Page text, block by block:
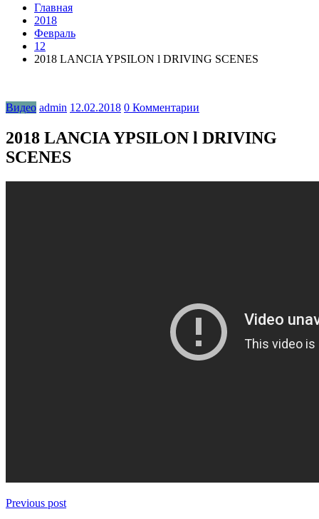
Главная
2018
Февраль
12
2018 LANCIA YPSILON l DRIVING SCENES
Видео admin 12.02.2018 0 Комментарии
2018 LANCIA YPSILON l DRIVING
SCENES
Previous post